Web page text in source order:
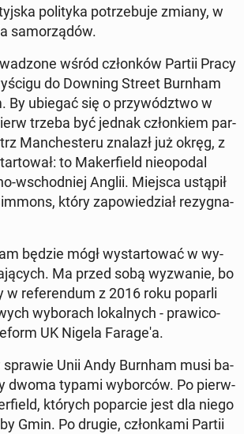
po­li­ty­ka po­trze­bu­je zmiany, w
sa­mo­rzą­dów.
wśród człon­ków Partii Pracy
do Downing Street Burnham
By ubiegać się o przy­wódz­two w
trzeba być jednak człon­kiem par­
Man­che­ste­ru znalazł już okręg, z
to Ma­ker­field nie­opo­dal
wschod­niej Anglii. Miejsca ustąpił
który za­po­wie­dział re­zy­gna­
będzie mógł wy­star­to­wać w wy­
Ma przed sobą wy­zwa­nie, bo
re­fe­ren­dum z 2016 roku poparli
wy­bo­rach lo­kal­nych - pra­wi­co­
UK Nigela Fa­ra­ge­'a.
sprawie Unii Andy Burnham musi ba­
dwoma typami wy­bor­ców. Po pierw­
których po­par­cie jest dla niego
Gmin. Po drugie, człon­ka­mi Partii